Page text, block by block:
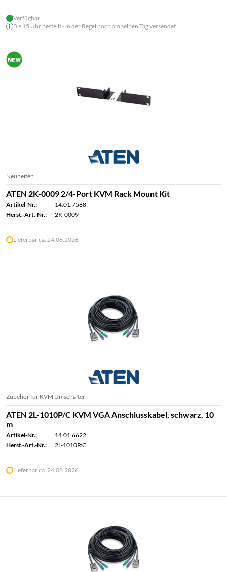
Verfügbar
Bis 15 Uhr bestellt - in der Regel noch am selben Tag versendet
Neuheiten
ATEN 2K-0009 2/4-Port KVM Rack Mount Kit
Artikel-Nr.:
14.01.7588
Herst.-Art.-Nr.:
2K-0009
Lieferbar ca. 24.08.2026
Zubehör für KVM Umschalter
ATEN 2L-1010P/C KVM VGA Anschlusskabel, schwarz, 10
m
Artikel-Nr.:
14.01.6622
Herst.-Art.-Nr.:
2L-1010P/C
Lieferbar ca. 24.08.2026